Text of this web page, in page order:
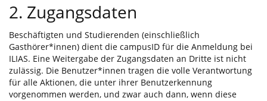
2. Zugangsdaten
Beschäftigten und Studierenden (einschließlich
Gasthörer*innen) dient die campusID für die Anmeldung bei
ILIAS. Eine Weitergabe der Zugangsdaten an Dritte ist nicht
zulässig. Die Benutzer*innen tragen die volle Verantwortung
für alle Aktionen, die unter ihrer Benutzerkennung
vorgenommen werden, und zwar auch dann, wenn diese